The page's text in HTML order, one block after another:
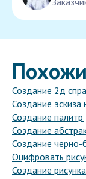
Создание 2д
Создание эскиза
Создание
Создание
Создание черно-
Оцифровать
Создание